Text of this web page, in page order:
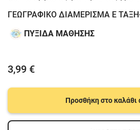
ΓΕΩΓΡΑΦΙΚΟ ΔΙΑΜΕΡΙΣΜΑ Ε
ΠΥΞΙΔΑ ΜΑΘΗΣΗΣ
3,99 €
Προσθήκη στο καλάθι